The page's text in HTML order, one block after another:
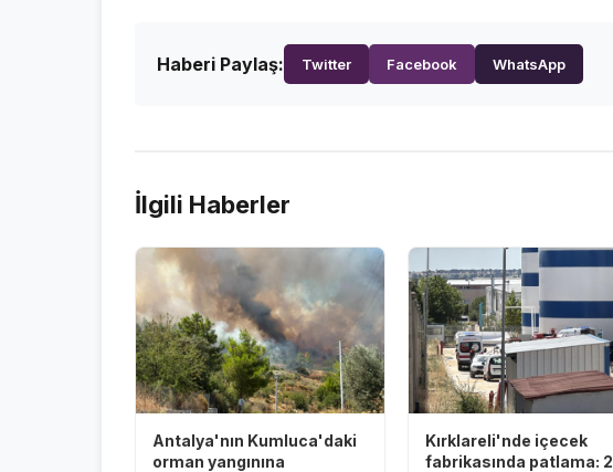
Haberi Paylaş: Twitter Facebook WhatsApp
İlgili Haberler
Antalya'nın Kumluca'daki
orman yangınına
Kırklareli'nde içecek
fabrikasında patlama: 2